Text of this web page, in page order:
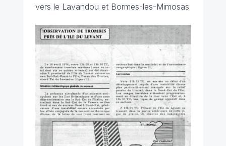
vers le Lavandou et Bormes-les-Mimosas